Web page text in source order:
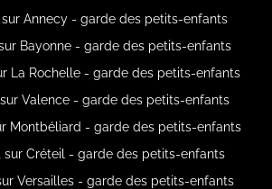
sur Annecy - garde des petits-enfants
Bayonne - garde des petits-enfants
La Rochelle - garde des petits-enfants
Valence - garde des petits-enfants
Montbéliard - garde des petits-enfants
sur Créteil - garde des petits-enfants
Versailles - garde des petits-enfants